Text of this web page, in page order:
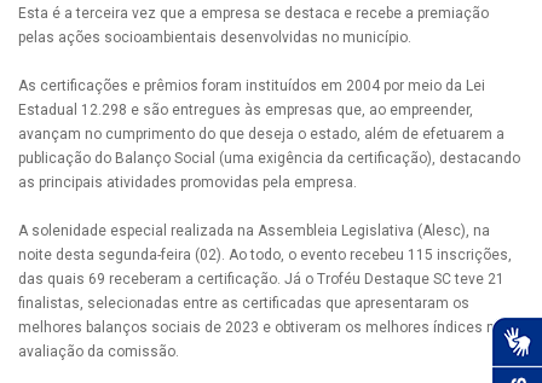
Esta é a terceira vez que a empresa se destaca e recebe a premiação
pelas ações socioambientais desenvolvidas no município.
As certificações e prêmios foram instituídos em 2004 por meio da Lei
Estadual 12.298 e são entregues às empresas que, ao empreender,
avançam no cumprimento do que deseja o estado, além de efetuarem a
publicação do Balanço Social (uma exigência da certificação), destacando
as principais atividades promovidas pela empresa.
A solenidade especial realizada na Assembleia Legislativa (Alesc), na
noite desta segunda-feira (02). Ao todo, o evento recebeu 115 inscrições,
das quais 69 receberam a certificação. Já o Troféu Destaque SC teve 21
finalistas, selecionadas entre as certificadas que apresentaram os
melhores balanços sociais de 2023 e obtiveram os melhores índices na
avaliação da comissão.